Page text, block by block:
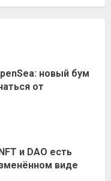
новый бум
от
и DAO есть
виде